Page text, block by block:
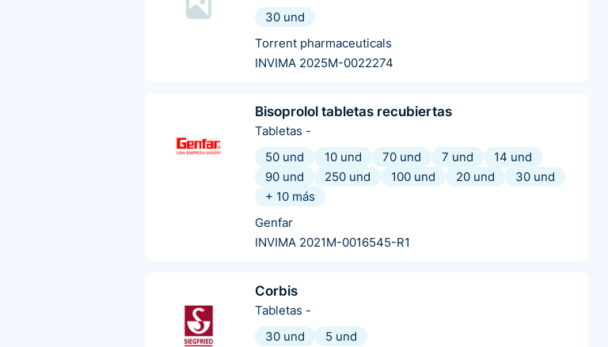
30 und
Torrent pharmaceuticals
INVIMA 2025M-0022274
Bisoprolol tabletas recubiertas
Tabletas -
50 und
10 und 70 und 7 und
14 und
90 und
250 und 100 und 20 und
30 und
+ 10 más
Genfar
INVIMA 2021M-0016545-R1
Corbis
Tabletas -
30 und
5 und